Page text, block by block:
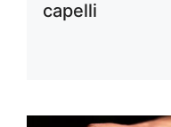
capelli